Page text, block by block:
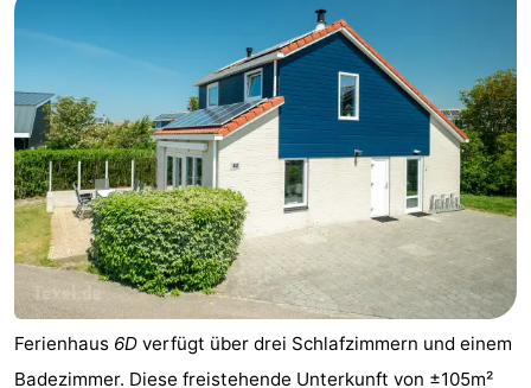
Ferienhaus 6D verfügt über drei Schlafzimmern und einem
Badezimmer. Diese freistehende Unterkunft von ±105m²